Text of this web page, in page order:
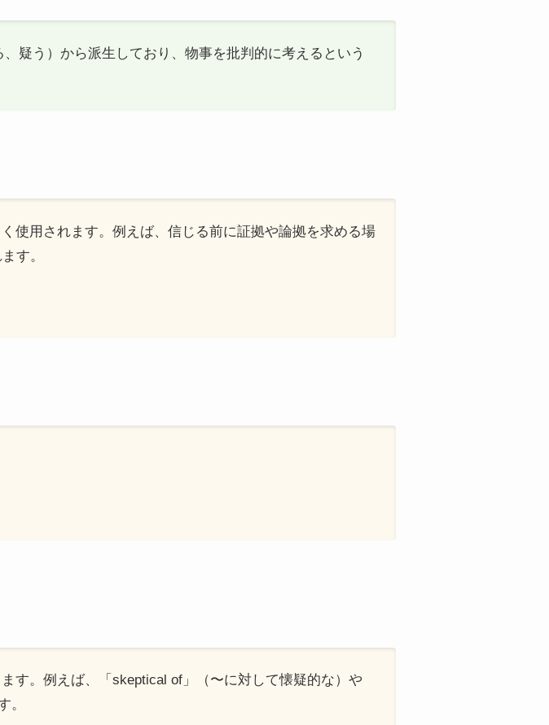
疑う）から派生しており、物事を批判的に考えるという
使用されます。例えば、信じる前に証拠や論拠を求める場
す。
す。例えば、「skeptical of」（〜に対して懐疑的な）や
。